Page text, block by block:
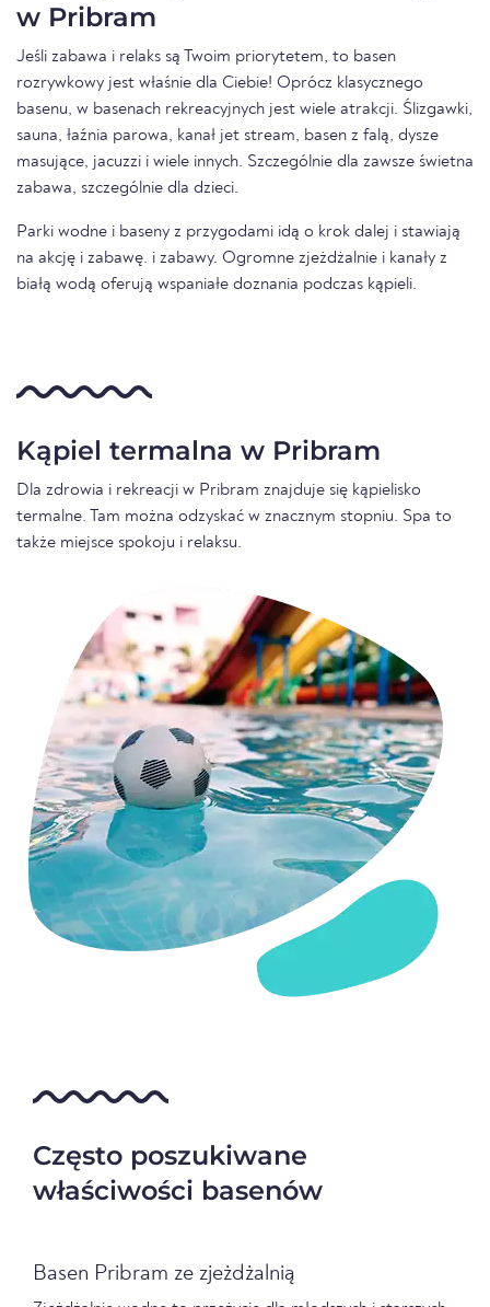
w Pribram
Jeśli zabawa i relaks są Twoim priorytetem, to basen
rozrywkowy jest właśnie dla Ciebie! Oprócz klasycznego
basenu, w basenach rekreacyjnych jest wiele atrakcji. Ślizgawki,
sauna, łaźnia parowa, kanał jet stream, basen z falą, dysze
masujące, jacuzzi i wiele innych. Szczególnie dla zawsze świetna
zabawa, szczególnie dla dzieci.
Parki wodne i baseny z przygodami idą o krok dalej i stawiają
na akcję i zabawę. i zabawy. Ogromne zjeżdżalnie i kanały z
białą wodą oferują wspaniałe doznania podczas kąpieli.
Kąpiel termalna w Pribram
Dla zdrowia i rekreacji w Pribram znajduje się kąpielisko
termalne. Tam można odzyskać w znacznym stopniu. Spa to
także miejsce spokoju i relaksu.
Często poszukiwane
właściwości basenów
Basen Pribram ze zjeżdżalnią